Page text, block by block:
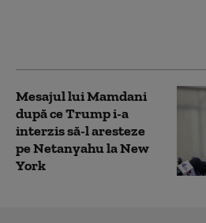
Mesajul lui Mamdani
după ce Trump i-a
interzis să-l aresteze
pe Netanyahu la New
York